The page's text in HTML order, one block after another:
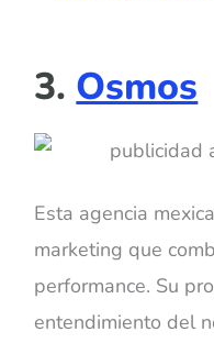
3.Osmos
Esta agencia
marketing que
performance. Su
entendimiento del